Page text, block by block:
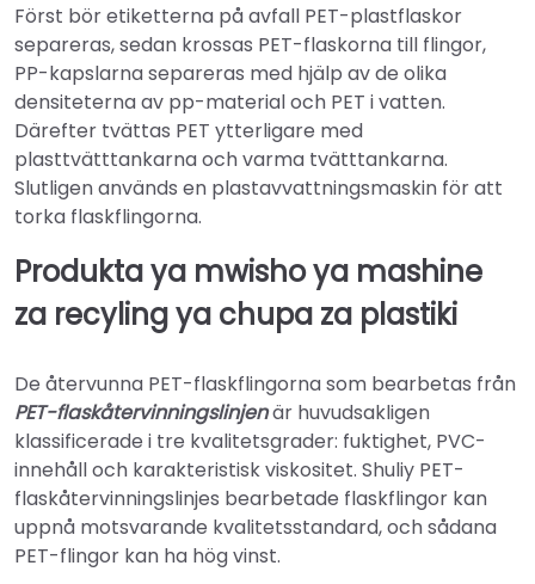
Först bör etiketterna på avfall PET-plastflaskor
separeras, sedan krossas PET-flaskorna till flingor,
PP-kapslarna separeras med hjälp av de olika
densiteterna av pp-material och PET i vatten.
Därefter tvättas PET ytterligare med
plasttvätttankarna och varma tvätttankarna.
Slutligen används en plastavvattningsmaskin för att
torka flaskflingorna.
Produkta ya mwisho ya mashine
za recyling ya chupa za plastiki
De återvunna PET-flaskflingorna som bearbetas från
PET-flaskåtervinningslinjenär huvudsakligen
klassificerade i tre kvalitetsgrader: fuktighet, PVC-
innehåll och karakteristisk viskositet. Shuliy PET-
flaskåtervinningslinjes bearbetade flaskflingor kan
uppnå motsvarande kvalitetsstandard, och sådana
PET-flingor kan ha hög vinst.